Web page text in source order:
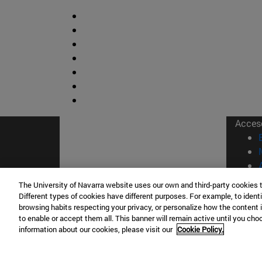
©
The University of Navarra website uses our own and third-party
Different types of cookies have different purposes. For example, to
browsing habits respecting your privacy, or personalize how the
to enable or accept them all. This banner will remain active until you
information about our cookies, please visit our Cookie Policy.